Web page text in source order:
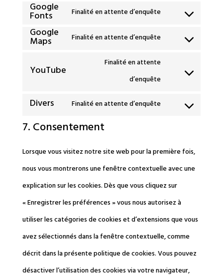
Google
Fonts Finalité en attente d’enquête
Consent
google-
Google
Maps Finalité en attente d’enquête
Consent
YouTube
Finalité en attente
d’enquête
Consent
Divers Finalité en attente d’enquête
Consent
service
7. Consentement
Lorsque vous visitez notre site web pour la première fois,
nous vous montrerons une fenêtre contextuelle avec une
explication sur les cookies. Dès que vous cliquez sur
« Enregistrer les préférences » vous nous autorisez à
utiliser les catégories de cookies et d’extensions que vous
avez sélectionnés dans la fenêtre contextuelle, comme
décrit dans la présente politique de cookies. Vous pouvez
désactiver l’utilisation des cookies via votre navigateur,